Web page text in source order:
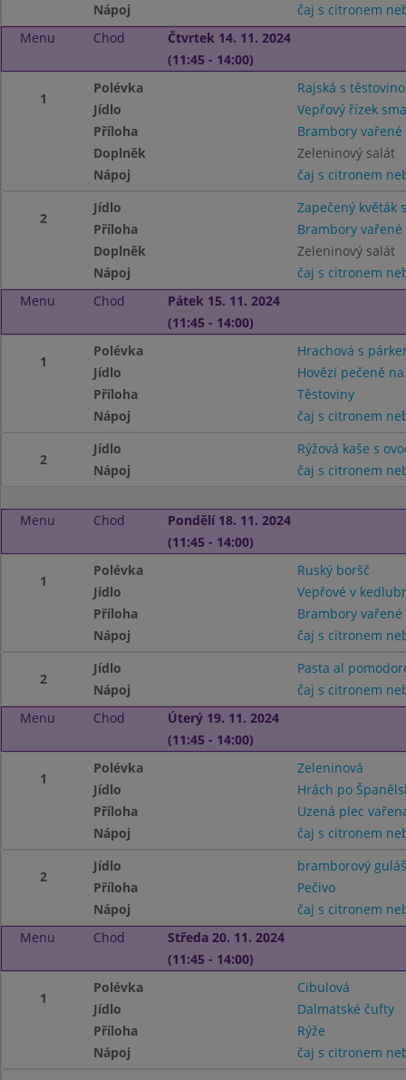
Nápoj
čaj s citronem
Menu
Chod
Čtvrtek 14. 11. 2024
(11:45 - 14:00)
1
Polévka
Rajská s
Jídlo
Vepřový řízek
Příloha
Brambory vařené
Doplněk
Zeleninový salát
Nápoj
čaj s citronem
2
Jídlo
Zapečený květák
Příloha
Brambory vařené
Doplněk
Zeleninový salát
Nápoj
čaj s citronem
Menu
Chod
Pátek 15. 11. 2024
(11:45 - 14:00)
1
Polévka
Hrachová s
Jídlo
Hovězí pečeně
Příloha
Těstoviny
Nápoj
čaj s citronem
2
Jídlo
Rýžová kaše s
Nápoj
čaj s citronem
Menu Chod
Pondělí 18. 11. 2024
(11:45 - 14:00)
1
Polévka
Ruský boršč
Jídlo
Vepřové v
Příloha
Brambory vařené
Nápoj
čaj s citronem
2
Jídlo
Pasta al
Nápoj
čaj s citronem
Menu
Chod
Úterý 19. 11. 2024
(11:45 - 14:00)
1
Polévka
Zeleninová
Jídlo
Hrách po
Příloha
Uzená plec
Nápoj
čaj s citronem
2
Jídlo
bramborový
Příloha
Pečivo
Nápoj
čaj s citronem
Menu
Chod
Středa 20. 11. 2024
(11:45 - 14:00)
1
Polévka
Cibulová
Jídlo
Dalmatské čufty
Příloha
Rýže
Nápoj
čaj s citronem